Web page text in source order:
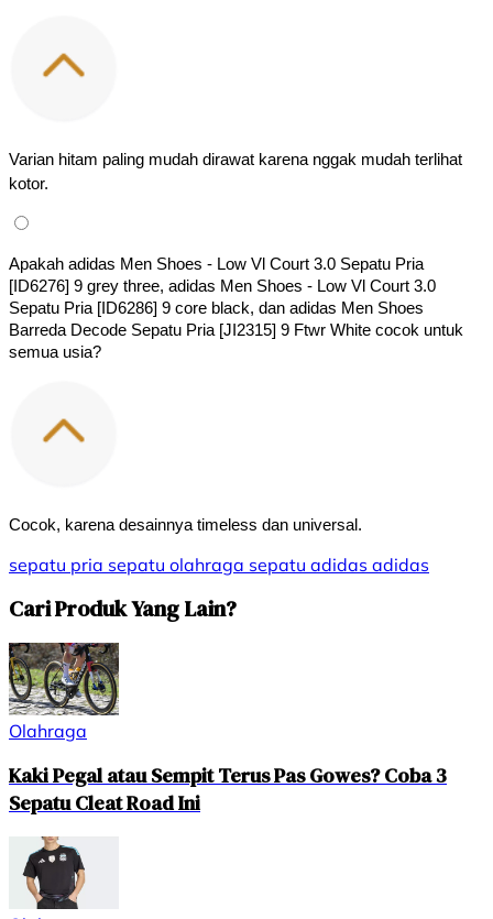
Varian hitam paling mudah dirawat karena nggak mudah terlihat
kotor.
Apakah adidas Men Shoes - Low Vl Court 3.0 Sepatu Pria
[ID6276] 9 grey three, adidas Men Shoes - Low Vl Court 3.0
Sepatu Pria [ID6286] 9 core black, dan adidas Men Shoes
Barreda Decode Sepatu Pria [JI2315] 9 Ftwr White cocok untuk
semua usia?
Cocok, karena desainnya timeless dan universal.
sepatu pria sepatu olahraga sepatu adidas adidas
Cari Produk Yang Lain?
Olahraga
Kaki Pegal atau Sempit Terus Pas Gowes? Coba 3
Sepatu Cleat Road Ini